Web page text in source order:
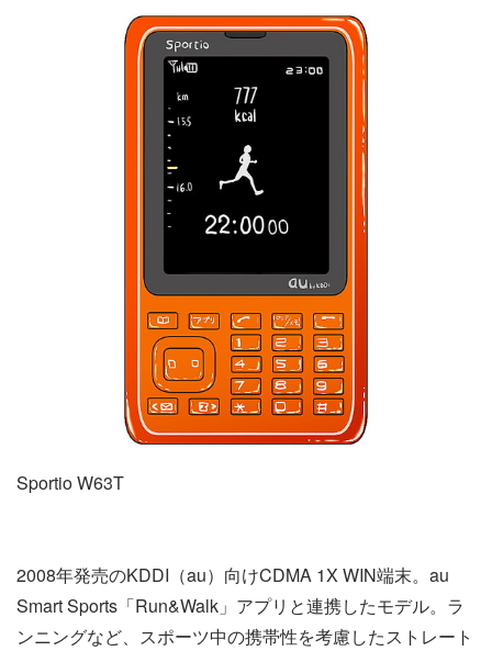
Sportio W63T
2008年発売のKDDI（au）向けCDMA 1X WIN端末。au
Smart Sports「Run&Walk」アプリと連携したモデル。ラ
ンニングなど、スポーツ中の携帯性を考慮したストレート